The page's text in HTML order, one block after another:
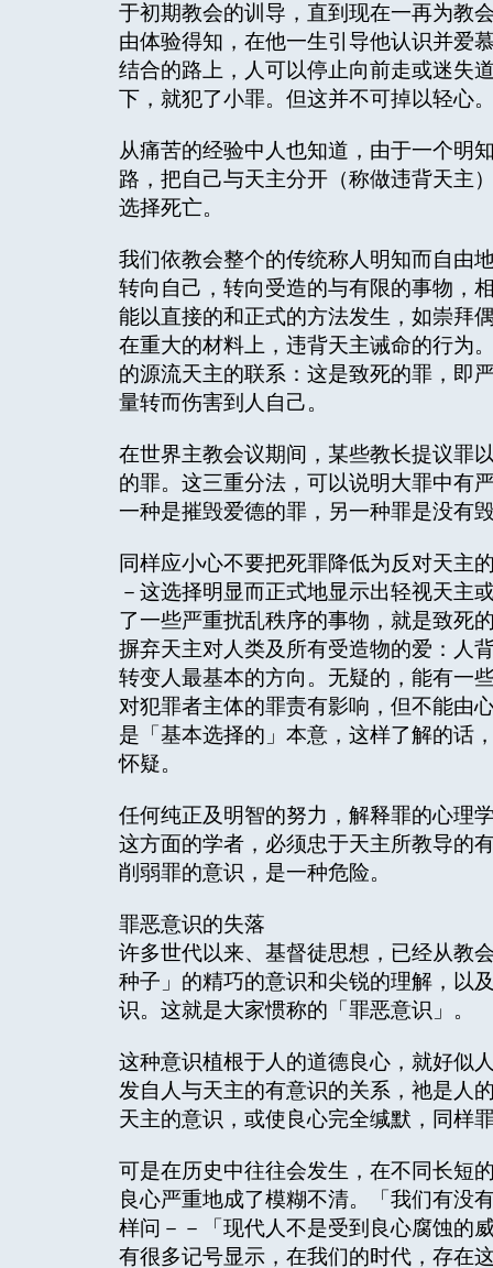
于初期教会的训导，直到现在一再为教
由体验得知，在他一生引导他认识并爱
结合的路上，人可以停止向前走或迷失
下，就犯了小罪。但这并不可掉以轻心
从痛苦的经验中人也知道，由于一个明
路，把自己与天主分开（称做违背天主
选择死亡。
我们依教会整个的传统称人明知而自由
转向自己，转向受造的与有限的事物，
能以直接的和正式的方法发生，如崇拜
在重大的材料上，违背天主诫命的行为
的源流天主的联系：这是致死的罪，即
量转而伤害到人自己。
在世界主教会议期间，某些教长提议罪
的罪。这三重分法，可以说明大罪中有
一种是摧毁爱德的罪，另一种罪是没有
同样应小心不要把死罪降低为反对天主
－这选择明显而正式地显示出轻视天主
了一些严重扰乱秩序的事物，就是致死
摒弃天主对人类及所有受造物的爱：人
转变人最基本的方向。无疑的，能有一
对犯罪者主体的罪责有影响，但不能由
是「基本选择的」本意，这样了解的话
怀疑。
任何纯正及明智的努力，解释罪的心理
这方面的学者，必须忠于天主所教导的
削弱罪的意识，是一种危险。
罪恶意识的失落
许多世代以来、基督徒思想，已经从教
种子」的精巧的意识和尖锐的理解，以
识。这就是大家惯称的「罪恶意识」。
这种意识植根于人的道德良心，就好似
发自人与天主的有意识的关系，祂是人
天主的意识，或使良心完全缄默，同样
可是在历史中往往会发生，在不同长短
良心严重地成了模糊不清。「我们有没
样问－－「现代人不是受到良心腐蚀的
有很多记号显示，在我们的时代，存在